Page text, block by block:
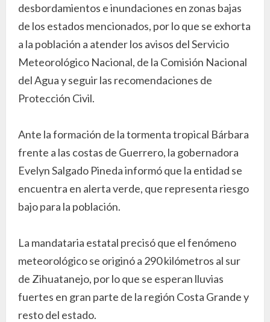
desbordamientos e inundaciones en zonas bajas
de los estados mencionados, por lo que se exhorta
a la población a atender los avisos del Servicio
Meteorológico Nacional, de la Comisión Nacional
del Agua y seguir las recomendaciones de
Protección Civil.
Ante la formación de la tormenta tropical Bárbara
frente a las costas de Guerrero, la gobernadora
Evelyn Salgado Pineda informó que la entidad se
encuentra en alerta verde, que representa riesgo
bajo para la población.
La mandataria estatal precisó que el fenómeno
meteorológico se originó a 290 kilómetros al sur
de Zihuatanejo, por lo que se esperan lluvias
fuertes en gran parte de la región Costa Grande y
resto del estado.